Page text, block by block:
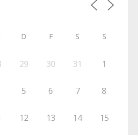
D F S S
29 30 31 1
5 6 7 8
12 13 14 15